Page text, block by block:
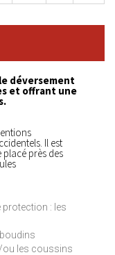
déversement
et offrant une
Il est
près des
protection : les
ou les coussins